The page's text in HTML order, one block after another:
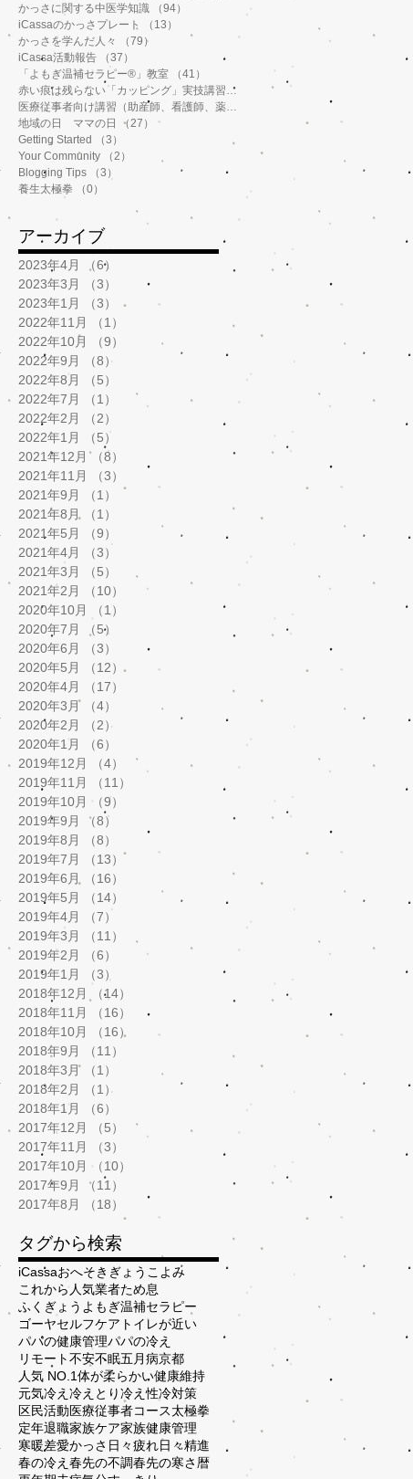
かっさに関する中医学知識
（94）
iCassaのかっさプレート
（13）
かっさを学んだ人々
（79）
79件の記事
iCassa活動報告
（37）
「よもぎ温補セラピー®️」教室
（41）
赤い痕は残らない「カッピング」実技講習（6）
6件の記事
地域の日 ママの日
（27）
27件の記事
Getting Started
（3）
Your Community
（2）
Blogging Tips
（3）
養生太極拳
（0）
アーカイブ
2023年4月 （6）
2023年3月
（3）
3件の記事
2023年1月
（3）
3件の記事
2022年11月
（1）
2022年10月
（9）
9件の記事
2022年9月
（8）
2022年8月
（5）
2022年7月
（1）
1件の記事
2022年2月
（2）
2022年1月
（5）
2021年12月
（8）
2021年11月
（3）
2021年9月
（1）
2021年8月
（1）
2021年5月
（9）
2021年4月
（3）
2021年3月
（5）
2021年2月
（10）
10件の記事
2020年10月
（1）
2020年7月
（5）
2020年6月
（3）
3件の記事
2020年5月
（12）12件の記事
2020年4月
（17）
2020年3月
（4）
4件の記事
2020年2月
（2）
2020年1月
（6）
2019年12月
（4）
4件の記事
2019年11月
（11）
2019年10月 （9）
2019年9月
（8）
2019年8月
（8）
2019年7月
（13） 13件の記事
2019年6月
（16）
2019年5月
（14）
14件の記事
2019年4月
（7）
2019年3月
（11）
2019年2月
（6）
6件の記事
2019年1月
（3）
2018年12月
（14）
2018年11月
（16）
16件の記事
2018年10月
（16）
16件の記事
2018年9月
（11）
2018年3月
（1）
1件の記事
2018年2月
（1）
2018年1月
（6）
2017年12月
（5）
5件の記事
2017年11月
（3）
2017年10月 （10）
2017年9月
（11）
2017年8月
（18）
タグから検索
iCassaおへそきぎょう こよみ
これから人気業者ため息
ふくぎょう よもぎ温補セラピー
ゴーヤセルフケア トイレが近い
パパの健康管理パパの冷え
リモート不安不眠五月病京都
人気 NO.1体が柔らかい健康維持
元気冷え 冷えとり冷え性冷対策
区民活動医療従事者コース太極拳
定年退職家族ケア家族健康管理
寒暖差愛かっさ 日々疲れ日々精進
春の冷え 春先の不調春先の寒さ 暦